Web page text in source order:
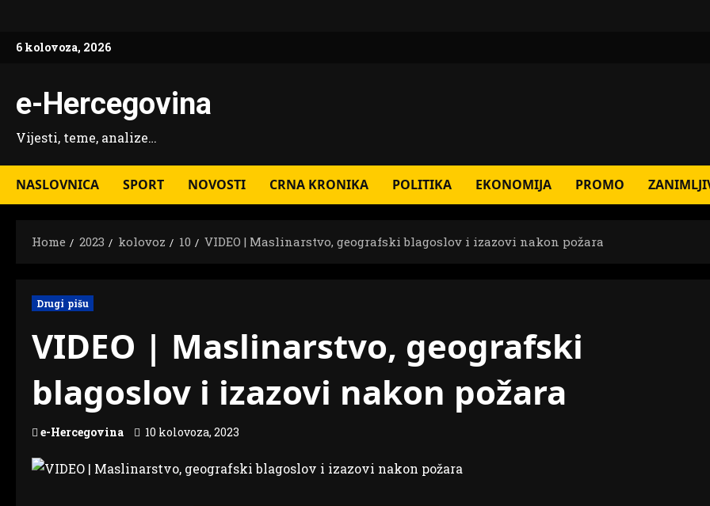
content
6 kolovoza, 2026
e-Hercegovina
Vijesti, teme, analize…
NASLOVNICA SPORT NOVOSTI CRNA KRONIKA POLITIKA EKONOMIJA PROMO
Home 2023 kolovoz 10 VIDEO | Maslinarstvo, geografski blagoslov i izazovi nakon požara
Drugi pišu
VIDEO | Maslinarstvo, geografski
blagoslov i izazovi nakon požara
e-Hercegovina 10 kolovoza, 2023